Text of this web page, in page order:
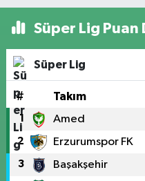
Süper Lig Puan
Süper Lig
# Takım
1 Amed
2 Erzurumspor FK
3 Başakşehir